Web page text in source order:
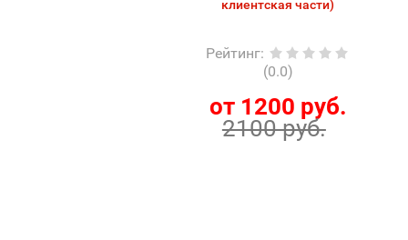
клиентская части)
Рейтинг:
(0.0)
от 1200 руб.
2100 руб.